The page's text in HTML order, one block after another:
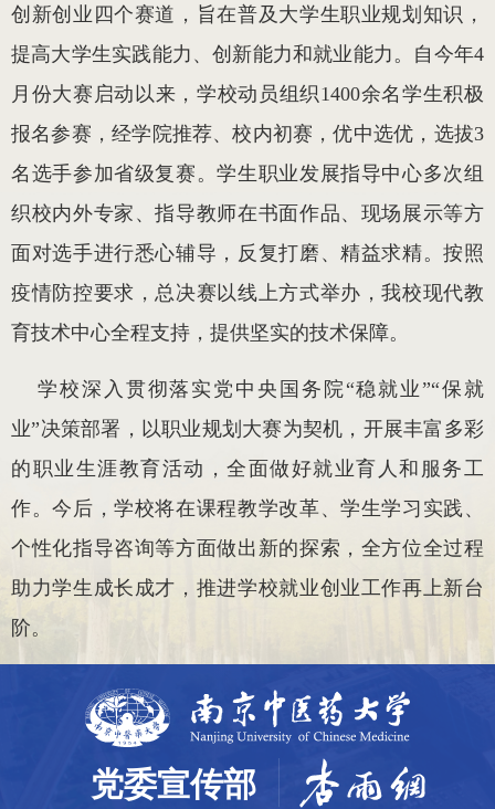
创新创业四个赛道，旨在普及大学生职业规划知识，
提高大学生实践能力、创新能力和就业能力。自今年4
月份大赛启动以来，学校动员组织1400余名学生积极
报名参赛，经学院推荐、校内初赛，优中选优，选拔3
名选手参加省级复赛。学生职业发展指导中心多次组
织校内外专家、指导教师在书面作品、现场展示等方
面对选手进行悉心辅导，反复打磨、精益求精。按照
疫情防控要求，总决赛以线上方式举办，我校现代教
育技术中心全程支持，提供坚实的技术保障。
学校深入贯彻落实党中央国务院“稳就业”“保就
业”决策部署，以职业规划大赛为契机，开展丰富多彩
的职业生涯教育活动，全面做好就业育人和服务工
作。今后，学校将在课程教学改革、学生学习实践、
个性化指导咨询等方面做出新的探索，全方位全过程
助力学生成长成才，推进学校就业创业工作再上新台
阶。